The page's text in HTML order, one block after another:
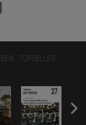
TOPSELLER